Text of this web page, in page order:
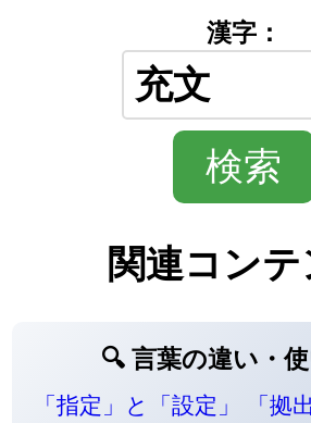
漢字：
関連コン
🔍 言葉の違い・
「指定」と「設定」
「拠